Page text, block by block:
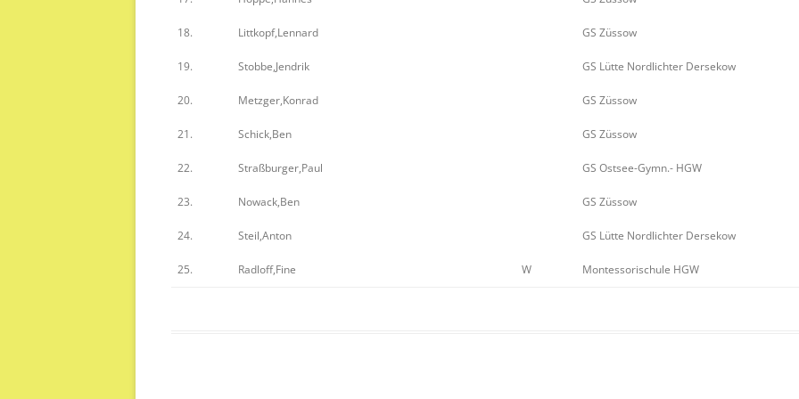
18. Littkopf,Lennard GS Züssow
19. Stobbe,Jendrik GS Lütte Nordlichter Dersekow
20. Metzger,Konrad GS Züssow
21. Schick,Ben GS Züssow
22. Straßburger,Paul GS Ostsee-Gymn.- HGW
23. Nowack,Ben GS Züssow
24. Steil,Anton GS Lütte Nordlichter Dersekow
25. Radloff,Fine W Montessorischule HGW